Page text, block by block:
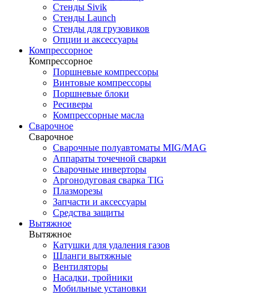
Стенды Sivik
Стенды Launch
Стенды для грузовиков
Опции и аксессуары
Компрессорное
Компрессорное
Поршневые компрессоры
Винтовые компрессоры
Поршневые блоки
Ресиверы
Компрессорные масла
Сварочное
Сварочное
Сварочные полуавтоматы MIG/MAG
Аппараты точечной сварки
Сварочные инверторы
Аргонодуговая сварка TIG
Плазморезы
Запчасти и аксессуары
Средства защиты
Вытяжное
Вытяжное
Катушки для удаления газов
Шланги вытяжные
Вентиляторы
Насадки, тройники
Мобильные установки